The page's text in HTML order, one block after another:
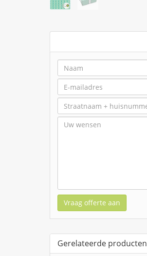
Vraag offerte aan
Gerelateerde producten